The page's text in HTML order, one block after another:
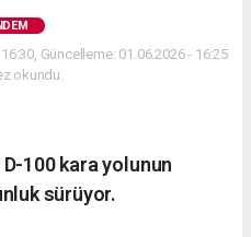
Güncelleme: 01.06.2026 - 16:25
okundu.
100 kara yolunun
sürüyor.